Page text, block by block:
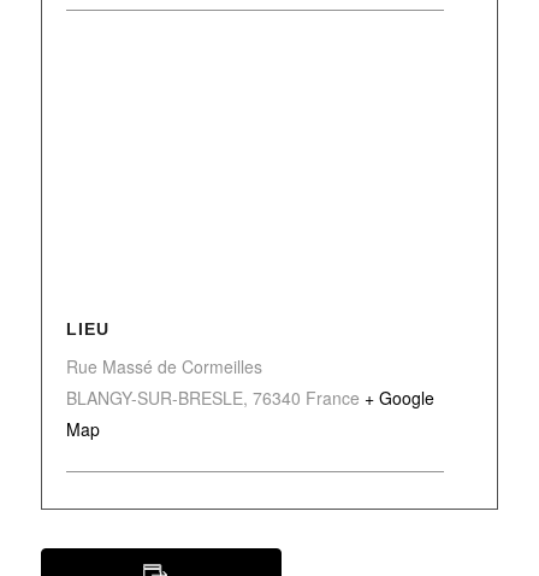
LIEU
Rue Massé de Cormeilles
BLANGY-SUR-BRESLE, 76340 France + Google
Map